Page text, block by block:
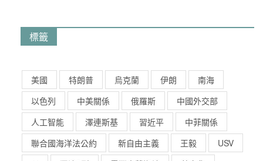
標籤
美國 特朗普 烏克蘭 伊朗
南海
以色列
中美關係 俄羅斯
中國外交部
人工智能
澤連斯基 習近平
中菲關係
聯合國海洋法公約
新自由主義 王毅
USV